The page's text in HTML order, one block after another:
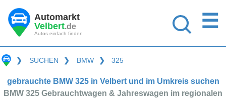
Automarkt
Velbert.de
Autos einfach finden
☰
❯ SUCHEN ❯ BMW ❯ 325
gebrauchte BMW 325 in Velbert und im Umkreis suchen
BMW 325 Gebrauchtwagen & Jahreswagen im regionalen